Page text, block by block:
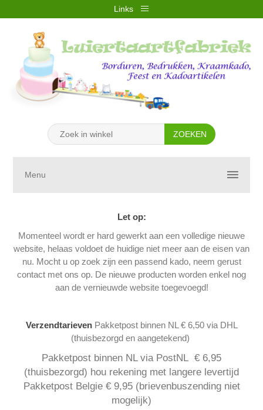
Links
REGISTREREN
WINKELWAGEN (0)
Menu
Let op:
Momenteel wordt er hard gewerkt aan een volledige nieuwe
website, helaas voldoet de huidige niet meer aan de eisen van
nu. Mocht u op zoek zijn een passend kado, neem gerust
contact met ons op. De nieuwe producten worden enkel nog
aan de vernieuwde website toegevoegd!
Verzendtarieven Pakketpost binnen NL € 6,50 via DHL
(thuisbezorgd en aangetekend)
Pakketpost binnen NL via PostNL € 6,95
(thuisbezorgd) hou rekening met langere levertijd
Pakketpost Belgie € 9,95 (brievenbuszending niet
mogelijk)